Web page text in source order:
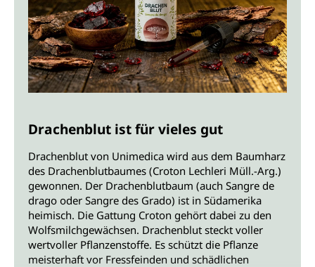
Drachenblut ist für vieles gut
Drachenblut von Unimedica wird aus dem Baumharz
des Drachenblutbaumes (Croton Lechleri Müll.-Arg.)
gewonnen. Der Drachenblutbaum (auch Sangre de
drago oder Sangre des Grado) ist in Südamerika
heimisch. Die Gattung Croton gehört dabei zu den
Wolfsmilchgewächsen. Drachenblut steckt voller
wertvoller Pflanzenstoffe. Es schützt die Pflanze
meisterhaft vor Fressfeinden und schädlichen